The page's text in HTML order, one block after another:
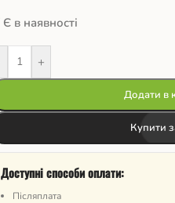
Є в наявності
+
Додати в
Купити
Доступні способи оплати:
Післяплата